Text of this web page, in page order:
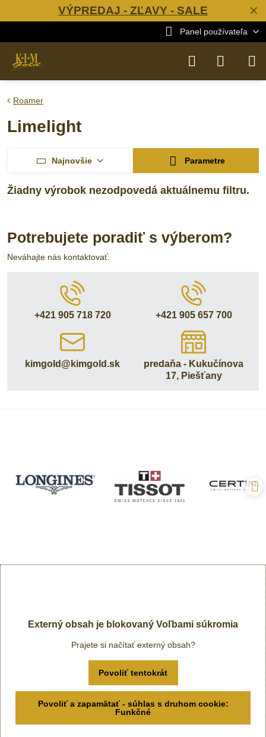
✕
VÝPREDAJ - ZĽAVY - SALE
Panel používateľa
Roamer
Limelight
Najnovšie Parametre
Potrebujete poradiť s výberom?
Neváhajte nás kontaktovať:
+421 905 718 720 +421 905 657 700
kimgold​@kimgold​.sk
predaňa - Kukučínova
17, Piešťany
Externý obsah je blokovaný Voľbami súkromia
Prajete si načítať externý obsah?
Povoliť tentokrát
Povoliť a zapamätať - súhlas s druhom cookie:
Funkčné